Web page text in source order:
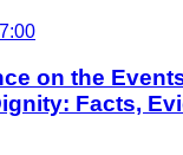
on the
Facts,